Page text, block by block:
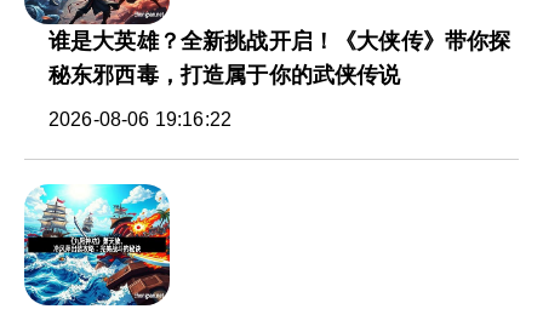
谁是大英雄？全新挑战开启！《大侠传》带你探
秘东邪西毒，打造属于你的武侠传说
2026-08-06 19:16:22